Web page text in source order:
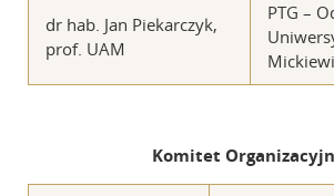
dr hab. Jan Piekarczyk,
prof. UAM
PTG –
Komitet